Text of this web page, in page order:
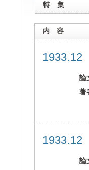
特 集
内 容
論
著
論